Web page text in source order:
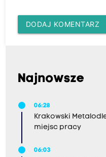
DODAJ KOMENTARZ
Najnowsze
06:28
Krakowski
miejsc pracy
06:03